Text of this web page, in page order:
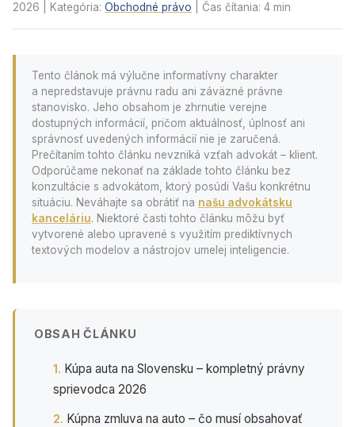
2026
| Kategória: Obchodné právo | Čas čítania: 4 min
Tento článok má výlučne informatívny charakter
a nepredstavuje právnu radu ani záväzné právne
stanovisko. Jeho obsahom je zhrnutie verejne
dostupných informácií, pričom aktuálnosť, úplnosť ani
správnosť uvedených informácií nie je zaručená.
Prečítaním tohto článku nevzniká vzťah advokát – klient.
Odporúčame nekonať na základe tohto článku bez
konzultácie s advokátom, ktorý posúdi Vašu konkrétnu
situáciu. Neváhajte sa obrátiť na našu advokátsku
kanceláriu. Niektoré časti tohto článku môžu byť
vytvorené alebo upravené s využitím prediktívnych
textových modelov a nástrojov umelej inteligencie.
OBSAH ČLÁNKU
Kúpa auta na Slovensku – kompletný právny
sprievodca 2026
Kúpna zmluva na auto – čo musí obsahovať